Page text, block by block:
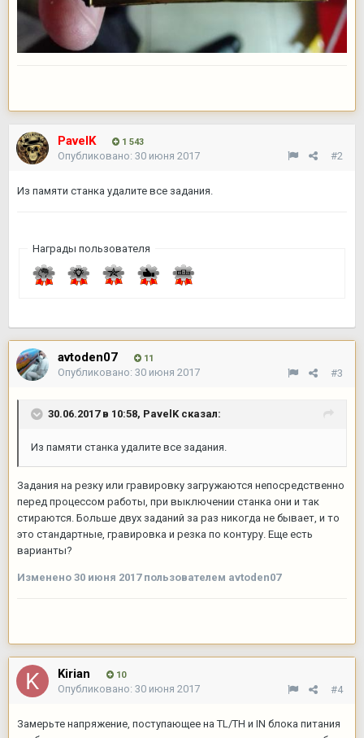
PavelK 1 543
#2
Опубликовано: 30 июня 2017
Из памяти станка удалите все задания.
Награды пользователя
avtoden07 11
#3
Опубликовано: 30 июня 2017
30.06.2017 в 10:58, PavelKсказал:
Из памяти станка удалите все задания.
Задания на резку или гравировку загружаются непосредственно
перед процессом работы, при выключении станка они и так
стираются. Больше двух заданий за раз никогда не бывает, и то
это стандартные, гравировка и резка по контуру. Еще есть
варианты?
Изменено 30 июня 2017пользователем avtoden07
Kirian 10
#4
Опубликовано: 30 июня 2017
Замерьте напряжение, поступающее на TL/TH и IN блока питания